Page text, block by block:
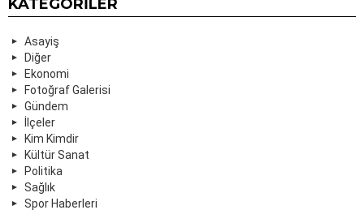
KATEGORILER
Asayiş
Diğer
Ekonomi
Fotoğraf Galerisi
Gündem
İlçeler
Kim Kimdir
Kültür Sanat
Politika
Sağlık
Spor Haberleri